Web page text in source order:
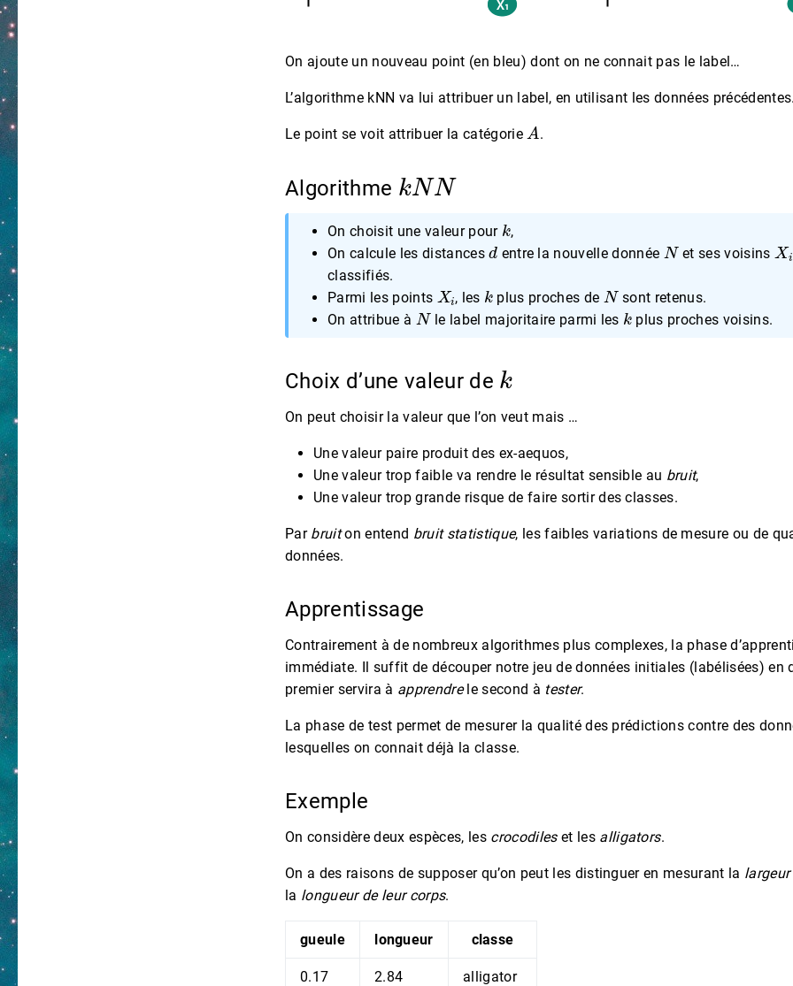
On ajoute un nouveau point (en bleu) dont on ne connait pas le label…
L’algorithme kNN va lui attribuer un label, en utilisant les données
Le point se voit attribuer la catégorie
A
.
Algorithme
k NN
On choisit une valeur pour
k
,
On calcule les distances
d
entre la nouvelle donnée
N
et ses voisins
Xi
classifiés.
Parmi les points
Xi
, les
k
plus proches de
N
sont retenus.
On attribue à
N
le label majoritaire parmi les
k
plus proches voisins.
Choix d’une valeur de
k
On peut choisir la valeur que l’on veut mais …
Une valeur paire produit des ex-aequos,
Une valeur trop faible va rendre le résultat sensible au bruit,
Une valeur trop grande risque de faire sortir des classes.
Par bruiton entend bruit statistique, les faibles variations de mesure ou de
données.
Apprentissage
Contrairement à de nombreux algorithmes plus complexes, la phase
immédiate. Il suffit de découper notre jeu de données initiales (labélisées) en
premier servira à apprendrele second à tester.
La phase de test permet de mesurer la qualité des prédictions contre des
lesquelles on connait déjà la classe.
Exemple
On considère deux espèces, les crocodileset les alligators.
On a des raisons de supposer qu’on peut les distinguer en mesurant la
la longueur de leur corps.
gueule longueur classe
0.17 2.84 alligator